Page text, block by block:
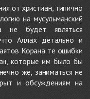
от христиан, типично
на мусульманский
не будет являться
Аллах детально и
Корана те ошибки
которые им было бы
же, заниматься не
и обсуждениям на